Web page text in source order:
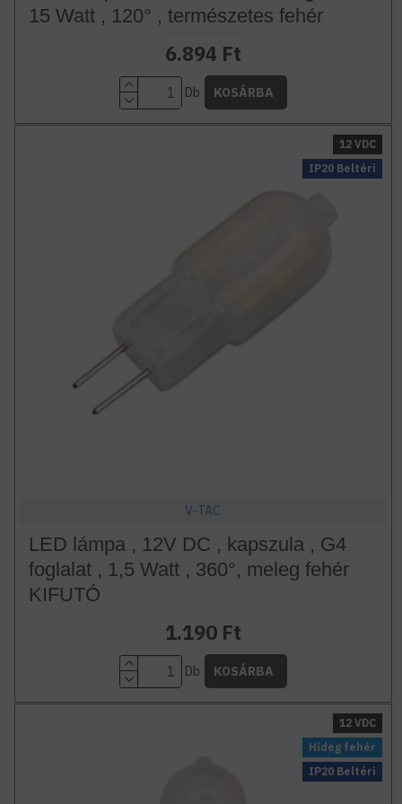
15 Watt , 120° , természetes fehér
6.894 Ft
Db KOSÁRBA
IP20 Beltéri
12 VDC
V-TAC
LED lámpa , 12V DC , kapszula , G4
foglalat , 1,5 Watt , 360°, meleg fehér
KIFUTÓ
1.190 Ft
Db KOSÁRBA
Hideg fehér
IP20 Beltéri
12 VDC